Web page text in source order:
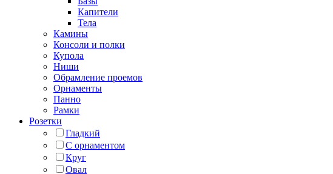
Капители
Тела
Камины
Консоли и полки
Купола
Ниши
Обрамление проемов
Орнаменты
Панно
Рамки
Розетки
Гладкий
С орнаментом
Круг
Овал